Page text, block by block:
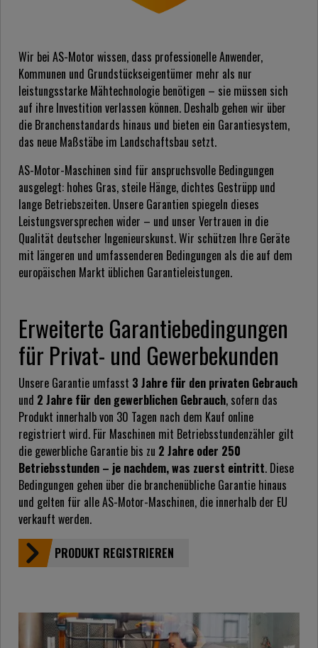
Wir bei AS-Motor wissen, dass professionelle Anwender,
Kommunen und Grundstückseigentümer mehr als nur
leistungsstarke Mähtechnologie benötigen – sie müssen sich
auf ihre Investition verlassen können. Deshalb gehen wir über
die Branchenstandards hinaus und bieten ein Garantiesystem,
das neue Maßstäbe im Landschaftsbau setzt.
AS-Motor-Maschinen sind für anspruchsvolle Bedingungen
ausgelegt: hohes Gras, steile Hänge, dichtes Gestrüpp und
lange Betriebszeiten. Unsere Garantien spiegeln dieses
Leistungsversprechen wider – und unser Vertrauen in die
Qualität deutscher Ingenieurskunst. Wir schützen Ihre Geräte
mit längeren und umfassenderen Bedingungen als die auf dem
europäischen Markt üblichen Garantieleistungen.
Erweiterte Garantiebedingungen
für Privat- und Gewerbekunden
Unsere Garantie umfasst 3 Jahre für den privaten Gebrauch
und 2 Jahre für den gewerblichen Gebrauch, sofern das
Produkt innerhalb von 30 Tagen nach dem Kauf online
registriert wird. Für Maschinen mit Betriebsstundenzähler gilt
die gewerbliche Garantie bis zu 2 Jahre oder 250
Betriebsstunden – je nachdem, was zuerst eintritt. Diese
Bedingungen gehen über die branchenübliche Garantie hinaus
und gelten für alle AS-Motor-Maschinen, die innerhalb der EU
verkauft werden.
PRODUKT REGISTRIEREN